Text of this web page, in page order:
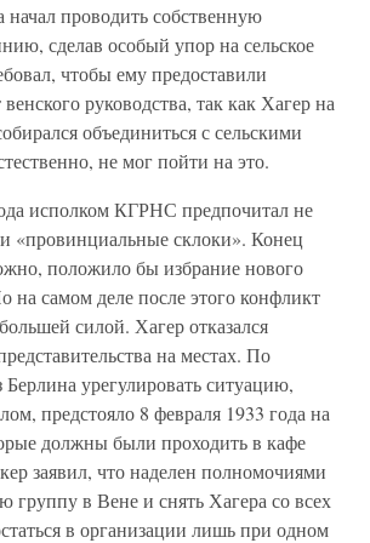
начал проводить собственную
сделав особый упор на сельское
чтобы ему предоставили
руководства, так как Хагер на
объединиться с сельскими
не мог пойти на это.
исполком КГРНС предпочитал не
«провинциальные склоки». Конец
положило бы избрание нового
на самом деле после этого конфликт
силой. Хагер отказался
на местах. По
урегулировать ситуацию,
предстояло 8 февраля 1933 года на
должны были проходить в кафе
заявил, что наделен полномочиями
группу в Вене и снять Хагера со всех
в организации лишь при одном